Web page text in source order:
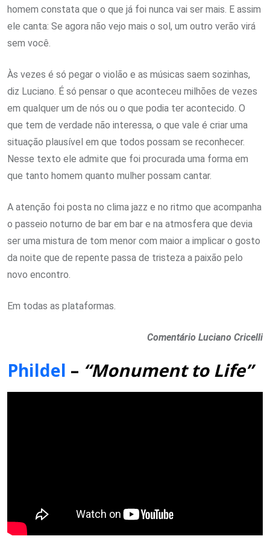
homem constata que o que já foi nunca vai ser mais. E assim
ele canta: Se agora não vejo mais o sol, um outro verão virá
sem você.
Às vezes é só pegar o violão e as músicas saem sozinhas,
diz Luciano. É só pensar o que aconteceu milhões de vezes
em qualquer um de nós ou o que podia ter acontecido. O
que tem de verdade não interessa, o que vale é criar uma
situação plausível em que todos possam se reconhecer.
Nesse texto ele admite que foi procurada uma forma em
que tanto homem quanto mulher possam cantar.
A atenção foi posta no clima jazz e no ritmo que acompanha
o passeio noturno de bar em bar e na atmosfera que devia
ser uma mistura de tom menor com maior a implicar o gosto
da noite que de repente passa de tristeza a paixão pelo
novo encontro.
Em todas as plataformas.
Comentário Luciano Cricelli
Phildel – “Monument to Life”